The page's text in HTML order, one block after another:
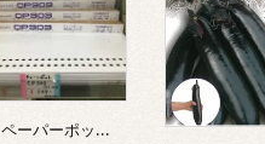
ペーパーポットＣＰ３０３